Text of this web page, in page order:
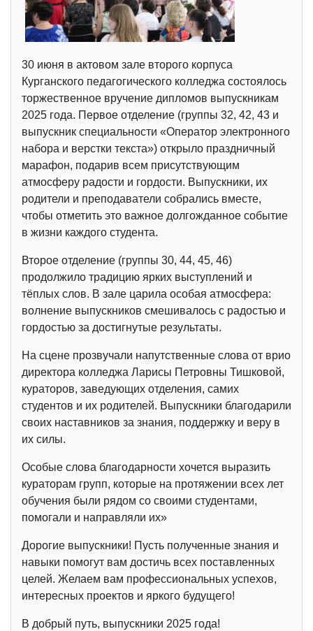
30 июня в актовом зале второго корпуса
Курганского педагогического колледжа состоялось
торжественное вручение дипломов выпускникам
2025 года. Первое отделение (группы 32, 42, 43 и
выпускник специальности «Оператор электронного
набора и верстки текста») открыло праздничный
марафон, подарив всем присутствующим
атмосферу радости и гордости. Выпускники, их
родители и преподаватели собрались вместе,
чтобы отметить это важное долгожданное событие
в жизни каждого студента.
Второе отделение (группы 30, 44, 45, 46)
продолжило традицию ярких выступлений и
тёплых слов. В зале царила особая атмосфера:
волнение выпускников смешивалось с радостью и
гордостью за достигнутые результаты.
На сцене прозвучали напутственные слова от врио
директора колледжа Ларисы Петровны Тишковой,
кураторов, заведующих отделения, самих
студентов и их родителей. Выпускники благодарили
своих наставников за знания, поддержку и веру в
их силы.
Особые слова благодарности хочется выразить
кураторам групп, которые на протяжении всех лет
обучения были рядом со своими студентами,
помогали и направляли их»
Дорогие выпускники! Пусть полученные знания и
навыки помогут вам достичь всех поставленных
целей. Желаем вам профессиональных успехов,
интересных проектов и яркого будущего!
В добрый путь, выпускники 2025 года!